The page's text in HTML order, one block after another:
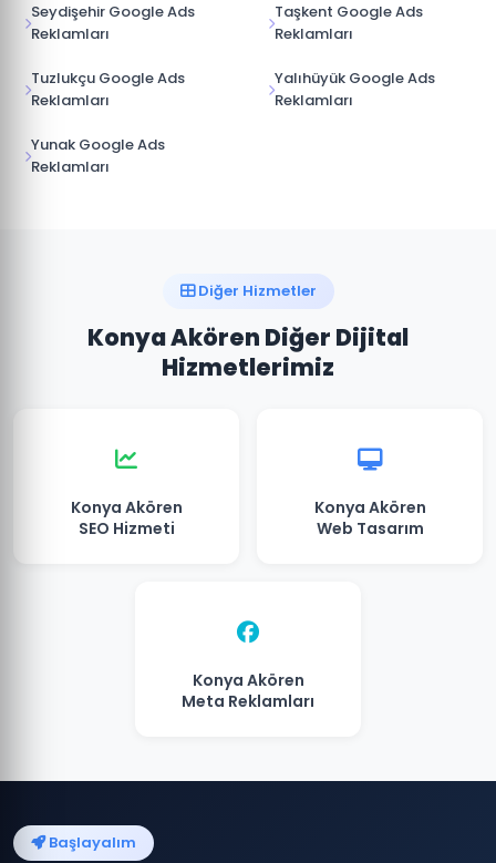
Seydişehir Google Ads
Reklamları
Taşkent Google Ads
Reklamları
Tuzlukçu Google Ads
Reklamları
Yalıhüyük Google Ads
Reklamları
Yunak Google Ads
Reklamları
Diğer Hizmetler
Konya Akören Diğer Dijital
Hizmetlerimiz
Konya Akören
SEO Hizmeti
Konya Akören
Web Tasarım
Konya Akören
Meta Reklamları
Başlayalım